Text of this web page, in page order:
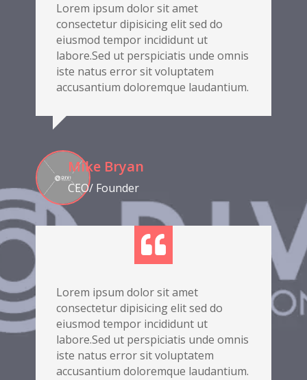
Lorem ipsum dolor sit amet
consectetur dipisicing elit sed do
eiusmod tempor incididunt ut
labore.Sed ut perspiciatis unde omnis
iste natus error sit voluptatem
accusantium doloremque laudantium.
Mike Bryan
CEO/ Founder

Lorem ipsum dolor sit amet
consectetur dipisicing elit sed do
eiusmod tempor incididunt ut
labore.Sed ut perspiciatis unde omnis
iste natus error sit voluptatem
accusantium doloremque laudantium.